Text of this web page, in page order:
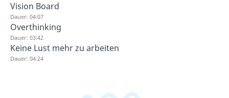
Vision Board
Dauer: 04:07
Overthinking
Dauer: 03:42
Keine Lust mehr zu arbeiten
Dauer: 04:24